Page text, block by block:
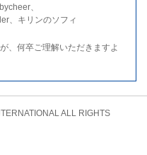
、
、キリンのソフィ
、何卒ご理解いただきますよ